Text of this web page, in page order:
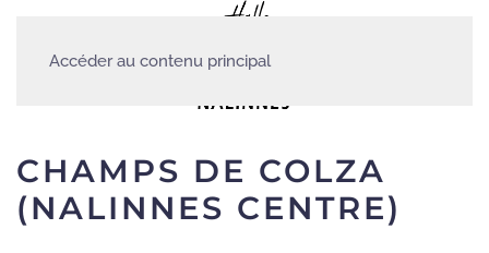
Accéder au contenu principal
CHAMPS DE COLZA
(NALINNES CENTRE)